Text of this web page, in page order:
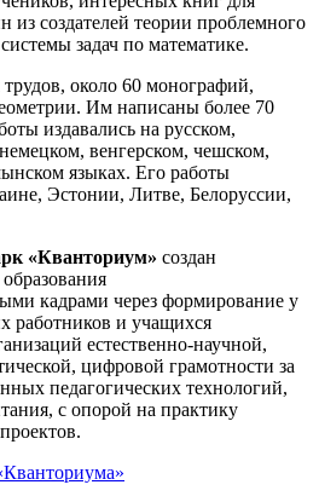
из создателей теории проблемного
задач по математике.
около 60 монографий,
Им написаны более 70
издавались на русском,
венгерском, чешском,
языках. Его работы
Эстонии, Литве, Белоруссии,
«Кванториум» создан
кадрами через формирование у
работников и учащихся
естественно-научной,
цифровой грамотности за
педагогических технологий,
с опорой на практику